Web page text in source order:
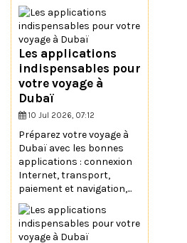
Les applications
indispensables pour
votre voyage à
Dubaï
10 Jul 2026, 07:12
Préparez votre voyage à
Dubaï avec les bonnes
applications : connexion
Internet, transport,
paiement et navigation,...